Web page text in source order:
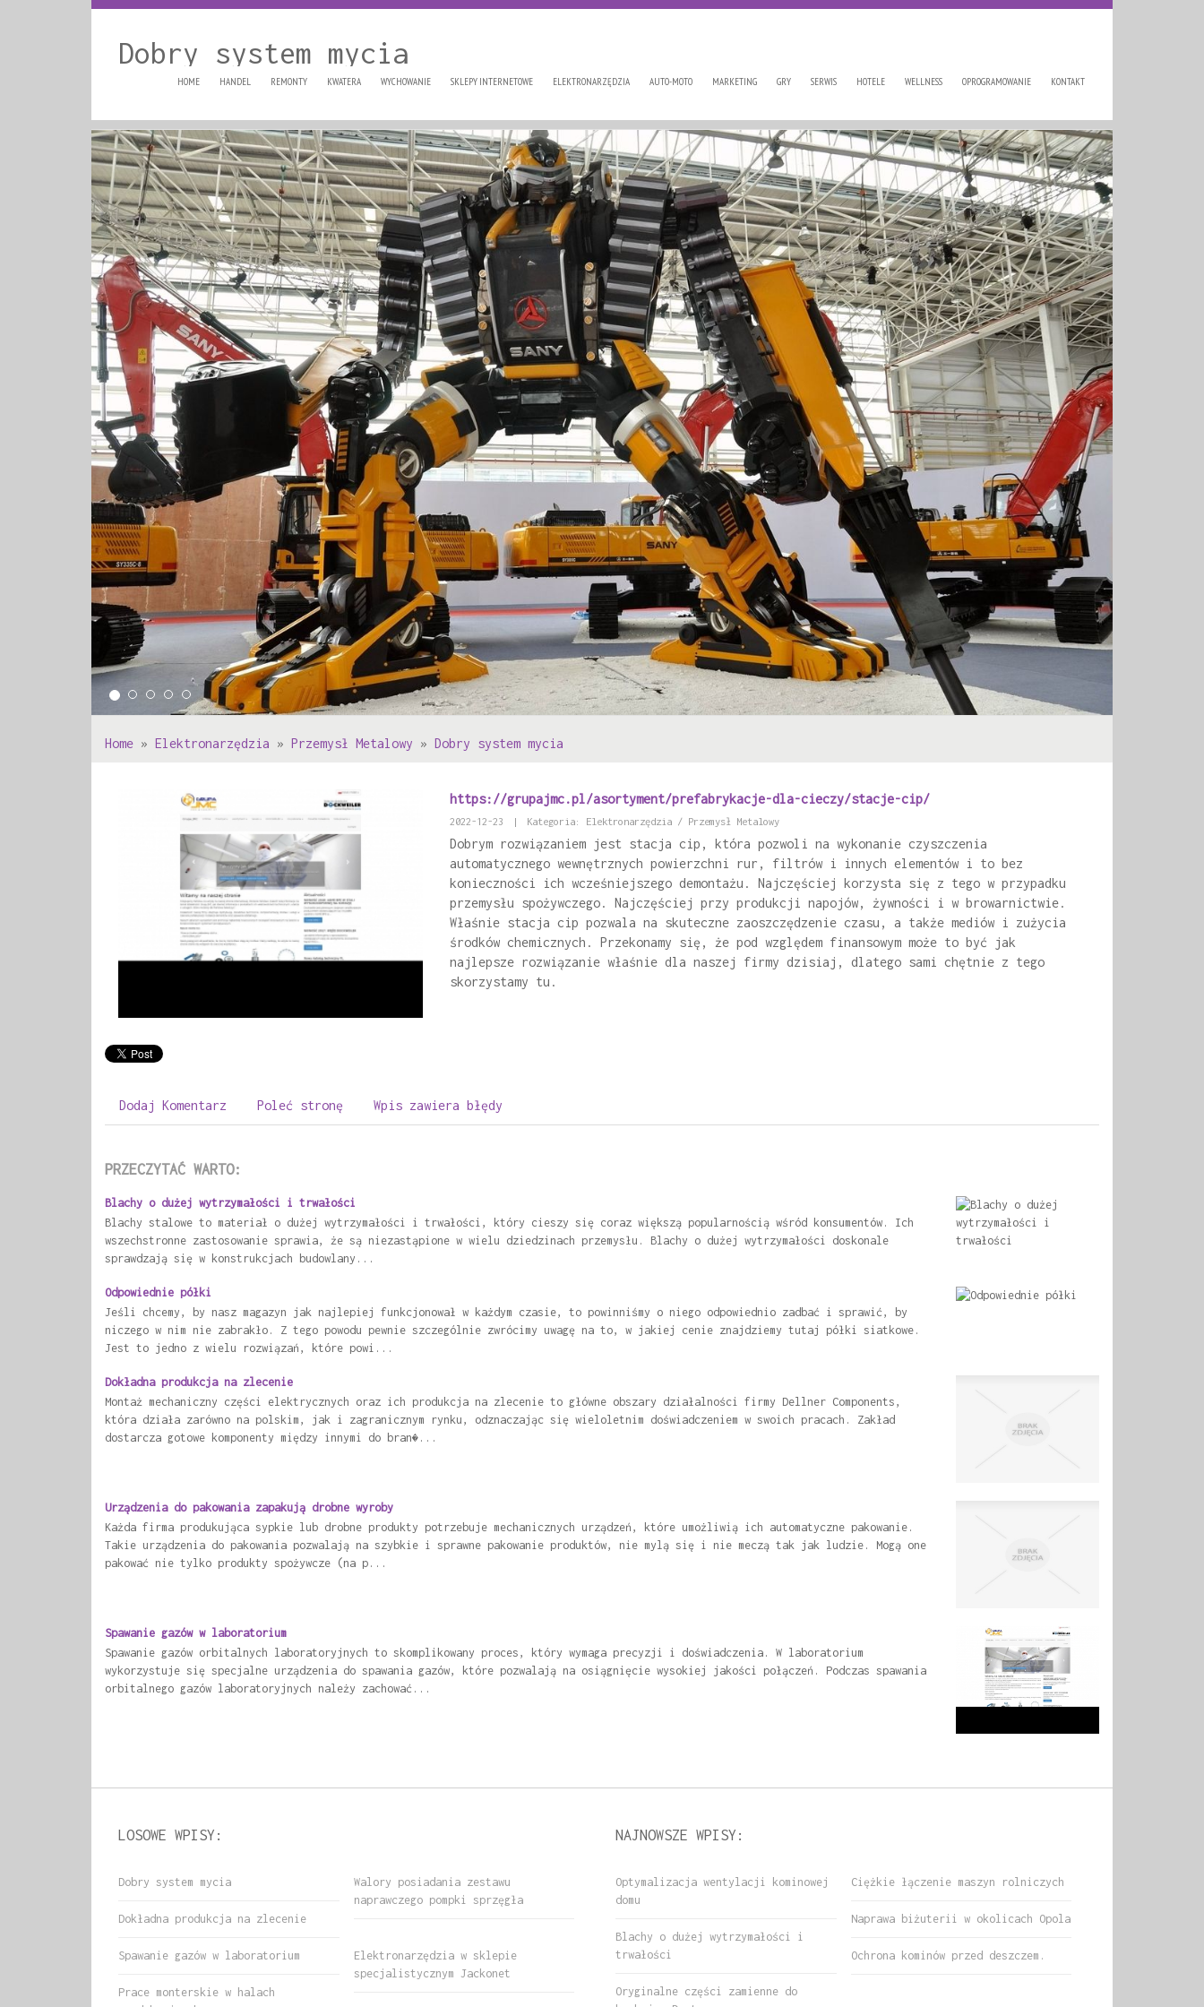
Dobry system mycia
HOME HANDEL REMONTY KWATERA WYCHOWANIE SKLEPY INTERNETOWE ELEKTRONARZĘDZIA AUTO-MOTO MARKETING GRY SERWIS HOTELE WELLNESS OPROGRAMOWANIE KONTAKT
Home » Elektronarzędzia » Przemysł Metalowy » Dobry system mycia
https://grupajmc.pl/asortyment/prefabrykacje-dla-cieczy/stacje-cip/
2022-12-23 | Kategoria: Elektronarzędzia / Przemysł Metalowy
Dobrym rozwiązaniem jest stacja cip, która pozwoli na wykonanie czyszczenia
automatycznego wewnętrznych powierzchni rur, filtrów i innych elementów i to bez
konieczności ich wcześniejszego demontażu. Najczęściej korzysta się z tego w przypadku
przemysłu spożywczego. Najczęściej przy produkcji napojów, żywności i w browarnictwie.
Właśnie stacja cip pozwala na skuteczne zaoszczędzenie czasu, a także mediów i zużycia
środków chemicznych. Przekonamy się, że pod względem finansowym może to być jak
najlepsze rozwiązanie właśnie dla naszej firmy dzisiaj, dlatego sami chętnie z tego
skorzystamy tu.
Dodaj Komentarz Poleć stronę Wpis zawiera błędy
PRZECZYTAĆ WARTO:
Blachy o dużej wytrzymałości i trwałości
Blachy stalowe to materiał o dużej wytrzymałości i trwałości, który cieszy się coraz większą popularnością wśród konsumentów. Ich
wszechstronne zastosowanie sprawia, że są niezastąpione w wielu dziedzinach przemysłu. Blachy o dużej wytrzymałości doskonale
sprawdzają się w konstrukcjach budowlany...
Odpowiednie półki
Jeśli chcemy, by nasz magazyn jak najlepiej funkcjonował w każdym czasie, to powinniśmy o niego odpowiednio zadbać i sprawić, by
niczego w nim nie zabrakło. Z tego powodu pewnie szczególnie zwrócimy uwagę na to, w jakiej cenie znajdziemy tutaj półki siatkowe.
Jest to jedno z wielu rozwiązań, które powi...
Dokładna produkcja na zlecenie
Montaż mechaniczny części elektrycznych oraz ich produkcja na zlecenie to główne obszary działalności firmy Dellner Components,
która działa zarówno na polskim, jak i zagranicznym rynku, odznaczając się wieloletnim doświadczeniem w swoich pracach. Zakład
dostarcza gotowe komponenty między innymi do bran�...
Urządzenia do pakowania zapakują drobne wyroby
Każda firma produkująca sypkie lub drobne produkty potrzebuje mechanicznych urządzeń, które umożliwią ich automatyczne pakowanie.
Takie urządzenia do pakowania pozwalają na szybkie i sprawne pakowanie produktów, nie mylą się i nie meczą tak jak ludzie. Mogą one
pakować nie tylko produkty spożywcze (na p...
Spawanie gazów w laboratorium
Spawanie gazów orbitalnych laboratoryjnych to skomplikowany proces, który wymaga precyzji i doświadczenia. W laboratorium
wykorzystuje się specjalne urządzenia do spawania gazów, które pozwalają na osiągnięcie wysokiej jakości połączeń. Podczas spawania
orbitalnego gazów laboratoryjnych należy zachować...
LOSOWE WPISY:
Walory posiadania zestawu
naprawczego pompki sprzęgła
Dobry system mycia
Dokładna produkcja na zlecenie
Spawanie gazów w laboratorium
Elektronarzędzia w sklepie
specjalistycznym Jackonet
Prace monterskie w halach
NAJNOWSZE WPISY:
Ciężkie łączenie maszyn rolniczych
Optymalizacja wentylacji kominowej
domu
Naprawa biżuterii w okolicach Opola
Blachy o dużej wytrzymałości i
trwałości
Ochrona kominów przed deszczem.
Oryginalne części zamienne do